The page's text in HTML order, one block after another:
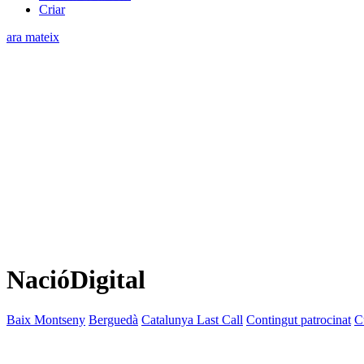
Criar
ara mateix
NacióDigital
Baix Montseny Berguedà Catalunya Last Call Contingut patrocinat